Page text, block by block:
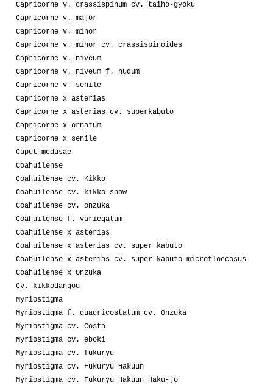
Capricorne v. crassispinum cv. taiho-gyoku
Capricorne v. major
Capricorne v. minor
Capricorne v. minor cv. crassispinoides
Capricorne v. niveum
Capricorne v. niveum f. nudum
Capricorne v. senile
Capricorne x asterias
Capricorne x asterias cv. superkabuto
Capricorne x ornatum
Capricorne x senile
Caput-medusae
Coahuilense
Coahuilense cv. Kikko
Coahuilense cv. kikko snow
Coahuilense cv. onzuka
Coahuilense f. variegatum
Coahuilense x asterias
Coahuilense x asterias cv. super kabuto
Coahuilense x asterias cv. super kabuto microfloccosus
Coahuilense x Onzuka
Cv. kikkodangod
Myriostigma
Myriostigma f. quadricostatum cv. Onzuka
Myriostigma cv. Costa
Myriostigma cv. eboki
Myriostigma cv. fukuryu
Myriostigma cv. Fukuryu Hakuun
Myriostigma cv. Fukuryu Hakuun Haku-jo